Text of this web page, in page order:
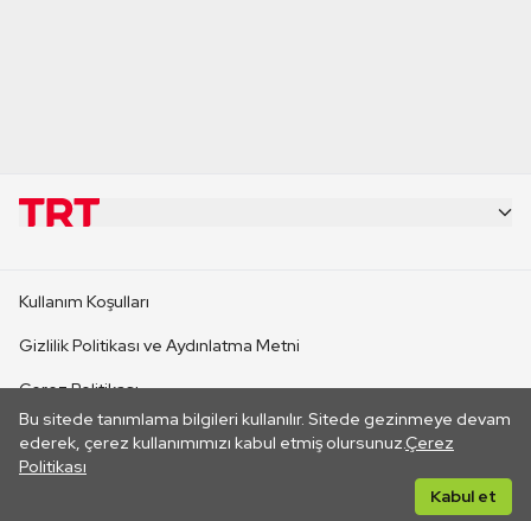
Bu sitede tanımlama bilgileri kullanılır. Sitede gezinmeye devam
ederek, çerez kullanımımızı kabul etmiş olursunuz.Çerez
Politikası
Kabul et
CANLI YAYINLAR
Kullanım Koşulları
Gizlilik Politikası ve Aydınlatma Metni
Çerez Politikası
İletişim
Her hakkı saklıdır. ©2026 TRT. Bağlantı yoluyla gidilen dış